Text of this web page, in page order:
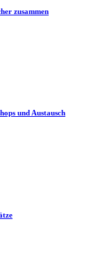
zusammen
und Austausch